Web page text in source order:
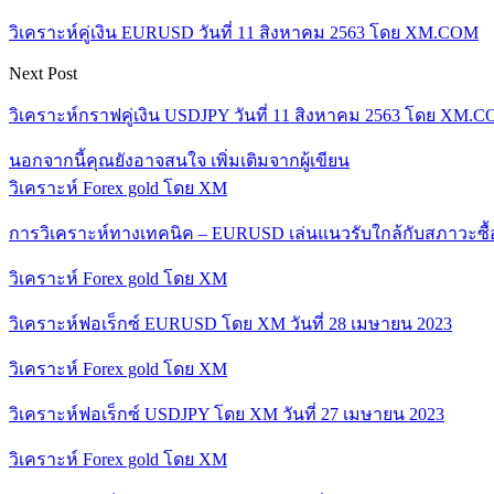
วิเคราะห์คู่เงิน EURUSD วันที่ 11 สิงหาคม 2563 โดย XM.COM
Next Post
วิเคราะห์กราฟคู่เงิน USDJPY วันที่ 11 สิงหาคม 2563 โดย
นอกจากนี้คุณยังอาจสนใจ เพิ่มเติมจากผู้เขียน
วิเคราะห์ Forex gold โดย XM
การวิเคราะห์ทางเทคนิค – EURUSD เล่นแนวรับใกล้กับสภาวะซื้
วิเคราะห์ Forex gold โดย XM
วิเคราะห์ฟอเร็กซ์ EURUSD โดย XM วันที่ 28 เมษายน 2023
วิเคราะห์ Forex gold โดย XM
วิเคราะห์ฟอเร็กซ์ USDJPY โดย XM วันที่ 27 เมษายน 2023
วิเคราะห์ Forex gold โดย XM